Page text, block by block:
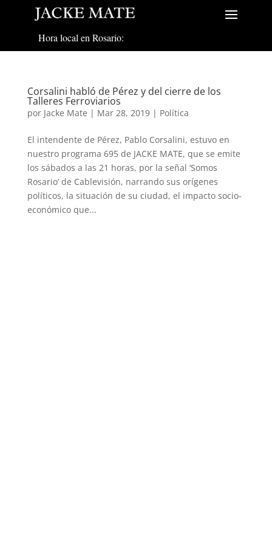
Hora local en Rosario:
Corsalini habló de Pérez y del cierre de los
Talleres Ferroviarios
por Jacke Mate | Mar 28, 2019| Política
El intendente de Pérez, Pablo Corsalini, estuvo en
nuestro programa 695 de JACKE MATE, que se emite
los sábados a las 21 horas, por la señal ‘Somos
Rosario’ de Cablevisión, narrando sus orígenes
políticos, la situación de su ciudad, el impacto socio-
económico que...